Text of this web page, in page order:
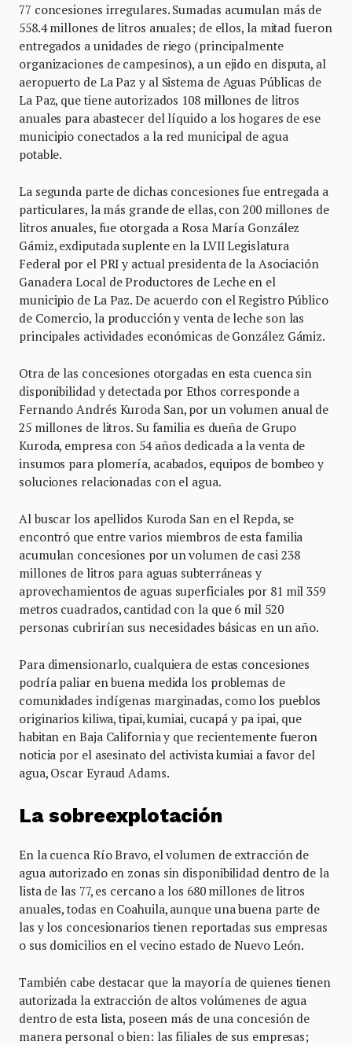
77 concesiones irregulares. Sumadas acumulan más de
558.4 millones de litros anuales; de ellos, la mitad fueron
entregados a unidades de riego (principalmente
organizaciones de campesinos), a un ejido en disputa, al
aeropuerto de La Paz y al Sistema de Aguas Públicas de
La Paz, que tiene autorizados 108 millones de litros
anuales para abastecer del líquido a los hogares de ese
municipio conectados a la red municipal de agua
potable.
La segunda parte de dichas concesiones fue entregada a
particulares, la más grande de ellas, con 200 millones de
litros anuales, fue otorgada a Rosa María González
Gámiz, exdiputada suplente en la LVII Legislatura
Federal por el PRI y actual presidenta de la Asociación
Ganadera Local de Productores de Leche en el
municipio de La Paz. De acuerdo con el Registro Público
de Comercio, la producción y venta de leche son las
principales actividades económicas de González Gámiz.
Otra de las concesiones otorgadas en esta cuenca sin
disponibilidad y detectada por Ethos corresponde a
Fernando Andrés Kuroda San, por un volumen anual de
25 millones de litros. Su familia es dueña de Grupo
Kuroda, empresa con 54 años dedicada a la venta de
insumos para plomería, acabados, equipos de bombeo y
soluciones relacionadas con el agua.
Al buscar los apellidos Kuroda San en el Repda, se
encontró que entre varios miembros de esta familia
acumulan concesiones por un volumen de casi 238
millones de litros para aguas subterráneas y
aprovechamientos de aguas superficiales por 81 mil 359
metros cuadrados, cantidad con la que 6 mil 520
personas cubrirían sus necesidades básicas en un año.
Para dimensionarlo, cualquiera de estas concesiones
podría paliar en buena medida los problemas de
comunidades indígenas marginadas, como los pueblos
originarios kiliwa, tipai, kumiai, cucapá y pa ipai, que
habitan en Baja California y que recientemente fueron
noticia por el asesinato del activista kumiai a favor del
agua, Oscar Eyraud Adams.
La sobreexplotación
En la cuenca Río Bravo, el volumen de extracción de
agua autorizado en zonas sin disponibilidad dentro de la
lista de las 77, es cercano a los 680 millones de litros
anuales, todas en Coahuila, aunque una buena parte de
las y los concesionarios tienen reportadas sus empresas
o sus domicilios en el vecino estado de Nuevo León.
También cabe destacar que la mayoría de quienes tienen
autorizada la extracción de altos volúmenes de agua
dentro de esta lista, poseen más de una concesión de
manera personal o bien: las filiales de sus empresas;